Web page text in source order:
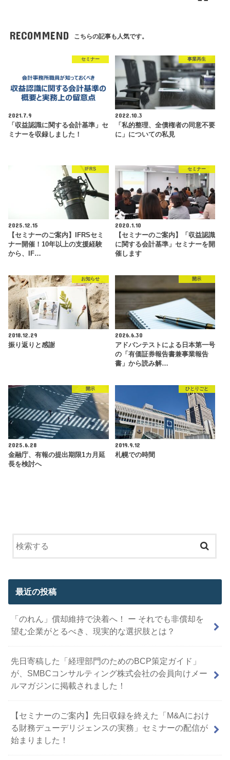
RECOMMEND こちらの記事も人気です。
セミナー
2021.7.9
「収益認識に関する会計基準」セ
ミナーを収録しました！
事業再生
2022.10.3
「私的整理、全債権者の同意不要
に」についての私見
IFRS
2025.12.15
【セミナーのご案内】IFRSセミ
ナー開催！10年以上の支援経験
から、IF…
セミナー
2020.1.10
【セミナーのご案内】「収益認識
に関する会計基準」セミナーを開
催します
お知らせ
2018.12.29
振り返りと感謝
開示
2026.6.30
アドバンテストによる日本第一号
の「有価証券報告書兼事業報告
書」から読み解…
開示
2025.6.28
金融庁、有報の提出期限1カ月延
長を検討へ
ひとりごと
2019.9.12
札幌での時間
最近の投稿
「のれん」償却維持で決着へ！ ー それでも非償却を
望む企業がとるべき、現実的な選択肢とは？
先日寄稿した「経理部門のためのBCP策定ガイド」
が、SMBCコンサルティング株式会社の会員向けメー
ルマガジンに掲載されました！
【セミナーのご案内】先日収録を終えた「M&Aにおけ
る財務デューデリジェンスの実務」セミナーの配信が
始まりました！